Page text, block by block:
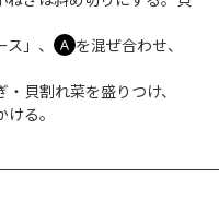
」、 Ａ を混ぜ合わせ、
貝割れ菜を盛りつけ、
る。